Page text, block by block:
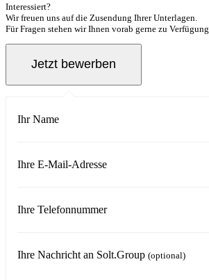
Interessiert?
Wir freuen uns auf die Zusendung Ihrer Unterlagen.
Für Fragen stehen wir Ihnen vorab gerne zu Verfügung.
Ihr Name
Ihre E-Mail-Adresse
Ihre Telefonnummer
Ihre Nachricht an Solt.Group (optional)